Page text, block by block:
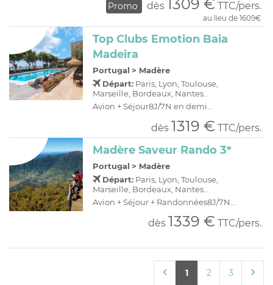
Promo dès 1309 € TTC/pers.
au lieu de 1609€
Top Clubs Emotion Baia
Madeira
Portugal > Madère
Départ: Paris, Lyon, Toulouse,
Marseille, Bordeaux, Nantes...
Avion + Séjour8J/7N en demi...
dès 1319 € TTC/pers.
Madère Saveur Rando 3*
Portugal > Madère
Départ: Paris, Lyon, Toulouse,
Marseille, Bordeaux, Nantes...
Avion + Séjour + Randonnées8J/7N...
dès 1339 € TTC/pers.
1 2 3